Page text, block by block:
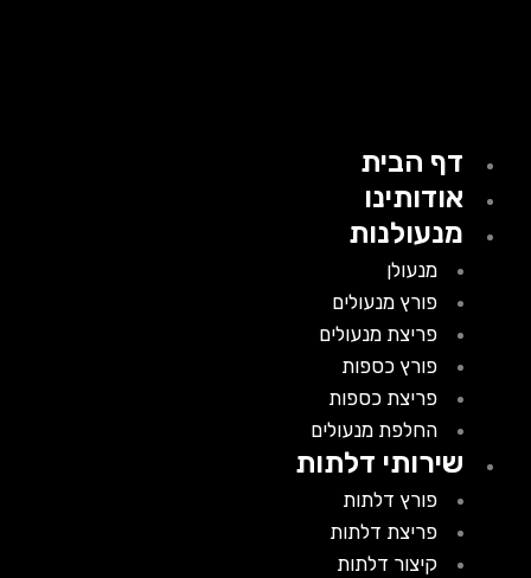
דף הבית
אודותינו
מנעולנות
מנעולן
פורץ מנעולים
פריצת מנעולים
פורץ כספות
פריצת כספות
החלפת מנעולים
שירותי דלתות
פורץ דלתות
פריצת דלתות
קיצור דלתות